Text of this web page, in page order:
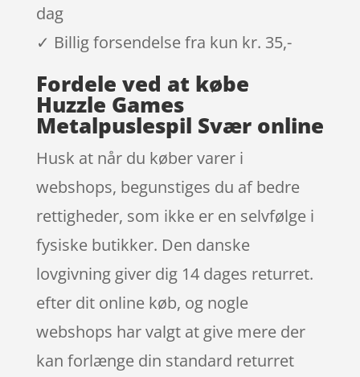
dag
✓ Billig forsendelse fra kun kr. 35,-
Fordele ved at købe
Huzzle Games
Metalpuslespil Svær online
Husk at når du køber varer i
webshops, begunstiges du af bedre
rettigheder, som ikke er en selvfølge i
fysiske butikker. Den danske
lovgivning giver dig 14 dages returret.
efter dit online køb, og nogle
webshops har valgt at give mere der
kan forlænge din standard returret